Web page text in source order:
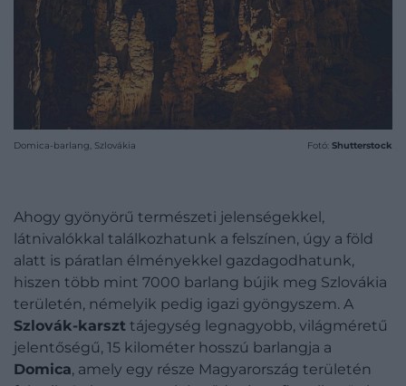
Domica-barlang, Szlovákia Fotó: Shutterstock
Ahogy gyönyörű természeti jelenségekkel,
látnivalókkal találkozhatunk a felszínen, úgy a föld
alatt is páratlan élményekkel gazdagodhatunk,
hiszen több mint 7000 barlang bújik meg Szlovákia
területén, némelyik pedig igazi gyöngyszem. A
Szlovák-karszt tájegység legnagyobb, világméretű
jelentőségű, 15 kilométer hosszú barlangja a
Domica, amely egy része Magyarország területén